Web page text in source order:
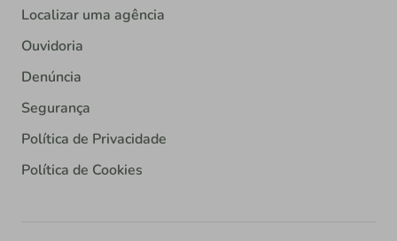
Localizar uma agência
Ouvidoria
Denúncia
Segurança
Política de Privacidade
Política de Cookies